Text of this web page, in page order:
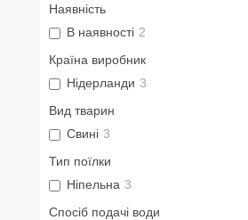
Наявність
В наявності 2
Країна виробник
Нідерланди 3
Вид тварин
Свині 3
Тип поїлки
Ніпельна 3
Спосіб подачі води